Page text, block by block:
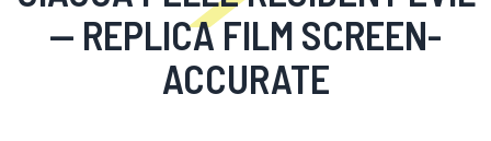
— REPLICA FILM SCREEN-
ACCURATE